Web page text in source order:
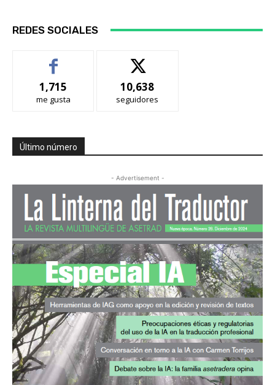
REDES SOCIALES
1,715
me gusta
10,638
seguidores
Último número
- Advertisement -